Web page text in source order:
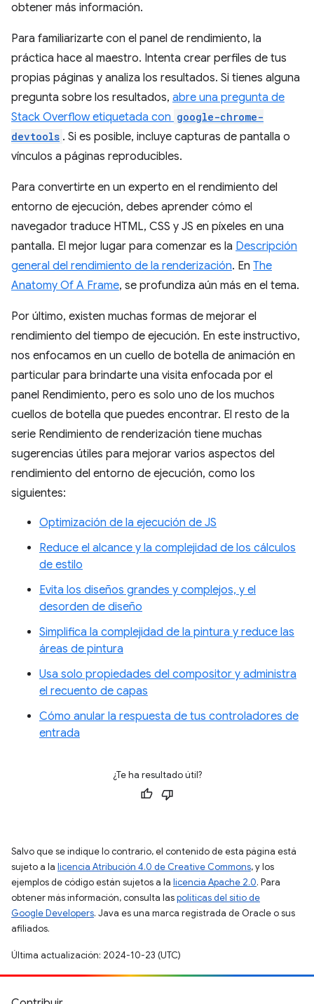
obtener más información.
Para familiarizarte con el panel de rendimiento, la
práctica hace al maestro. Intenta crear perfiles de tus
propias páginas y analiza los resultados. Si tienes alguna
pregunta sobre los resultados, abre una pregunta de
Stack Overflow etiquetada con google-chrome-
devtools . Si es posible, incluye capturas de pantalla o
vínculos a páginas reproducibles.
Para convertirte en un experto en el rendimiento del
entorno de ejecución, debes aprender cómo el
navegador traduce HTML, CSS y JS en píxeles en una
pantalla. El mejor lugar para comenzar es la Descripción
general del rendimiento de la renderización. En The
Anatomy Of A Frame, se profundiza aún más en el tema.
Por último, existen muchas formas de mejorar el
rendimiento del tiempo de ejecución. En este instructivo,
nos enfocamos en un cuello de botella de animación en
particular para brindarte una visita enfocada por el
panel Rendimiento, pero es solo uno de los muchos
cuellos de botella que puedes encontrar. El resto de la
serie Rendimiento de renderización tiene muchas
sugerencias útiles para mejorar varios aspectos del
rendimiento del entorno de ejecución, como los
siguientes:
Optimización de la ejecución de JS
Reduce el alcance y la complejidad de los cálculos
de estilo
Evita los diseños grandes y complejos, y el
desorden de diseño
Simplifica la complejidad de la pintura y reduce las
áreas de pintura
Usa solo propiedades del compositor y administra
el recuento de capas
Cómo anular la respuesta de tus controladores de
entrada
¿Te ha resultado útil?
Salvo que se indique lo contrario, el contenido de esta página está
sujeto a la licencia Atribución 4.0 de Creative Commons, y los
ejemplos de código están sujetos a la licencia Apache 2.0. Para
obtener más información, consulta laspolíticas del sitio de
Google Developers. Java es una marca registrada de Oracle o sus
afiliados.
Última actualización: 2024-10-23 (UTC)